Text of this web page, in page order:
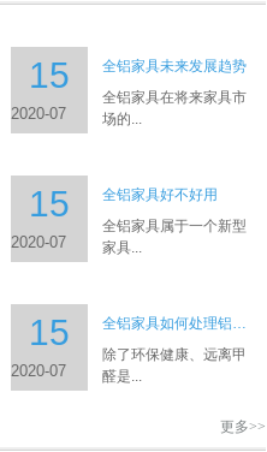
15
2020-07
全铝家具未来发展趋势
全铝家具在将来家具市
场的...
15
2020-07
全铝家具好不好用
全铝家具属于一个新型
家具...
15
2020-07
全铝家具如何处理铝型材表面
除了环保健康、远离甲
醛是...
更多>>